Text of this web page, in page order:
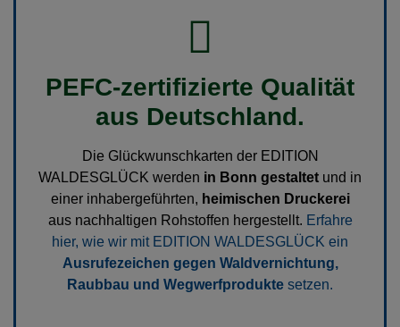
PEFC-zertifizierte Qualität
aus Deutschland.
Die Glückwunschkarten der EDITION
WALDESGLÜCK werden in Bonn gestaltet und in
einer inhabergeführten, heimischen Druckerei
aus nachhaltigen Rohstoffen hergestellt. Erfahre
hier, wie wir mit EDITION WALDESGLÜCK ein
Ausrufezeichen gegen Waldvernichtung,
Raubbau und Wegwerfprodukte setzen.